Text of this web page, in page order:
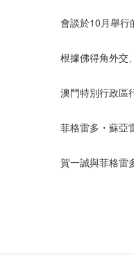
會談於10月舉行
根據佛得角外交
澳門特別行政區
菲格雷多・蘇亞
賀一誠與菲格雷